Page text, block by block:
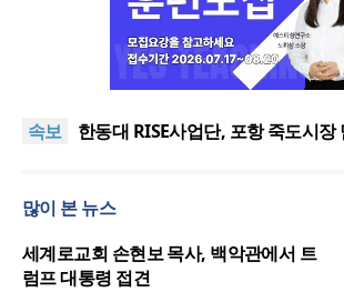
속보
느헤미야 연합기도회, ‘왕의 기도’로
여”
한동대 RISE사업단, 포항 죽도시장
느헤미야 연합기도회, ‘왕의 기도’로
세기총 “자유를 지키며 하나 된 희
여”
많이 본 뉴스
세계로교회 손현보 목사, 백악관에서 트
럼프 대통령 접견